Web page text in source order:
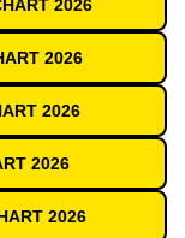
2026
2026
2026
2026
2026